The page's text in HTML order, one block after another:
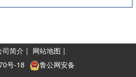
司简介 | 网站地图 |
号-18
鲁公网安备